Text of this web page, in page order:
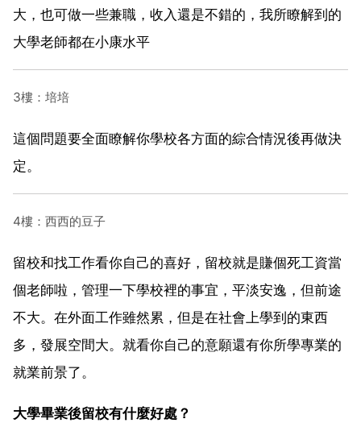
大，也可做一些兼職，收入還是不錯的，我所瞭解到的
大學老師都在小康水平
3樓：培培
這個問題要全面瞭解你學校各方面的綜合情況後再做決
定。
4樓：西西的豆子
留校和找工作看你自己的喜好，留校就是賺個死工資當
個老師啦，管理一下學校裡的事宜，平淡安逸，但前途
不大。在外面工作雖然累，但是在社會上學到的東西
多，發展空間大。就看你自己的意願還有你所學專業的
就業前景了。
大學畢業後留校有什麼好處？